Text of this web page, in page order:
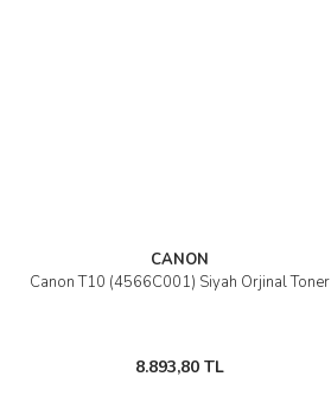
Gönder
CANON
Canon T10 (4566C001) Siyah Orjinal Toner
8.893,80 TL